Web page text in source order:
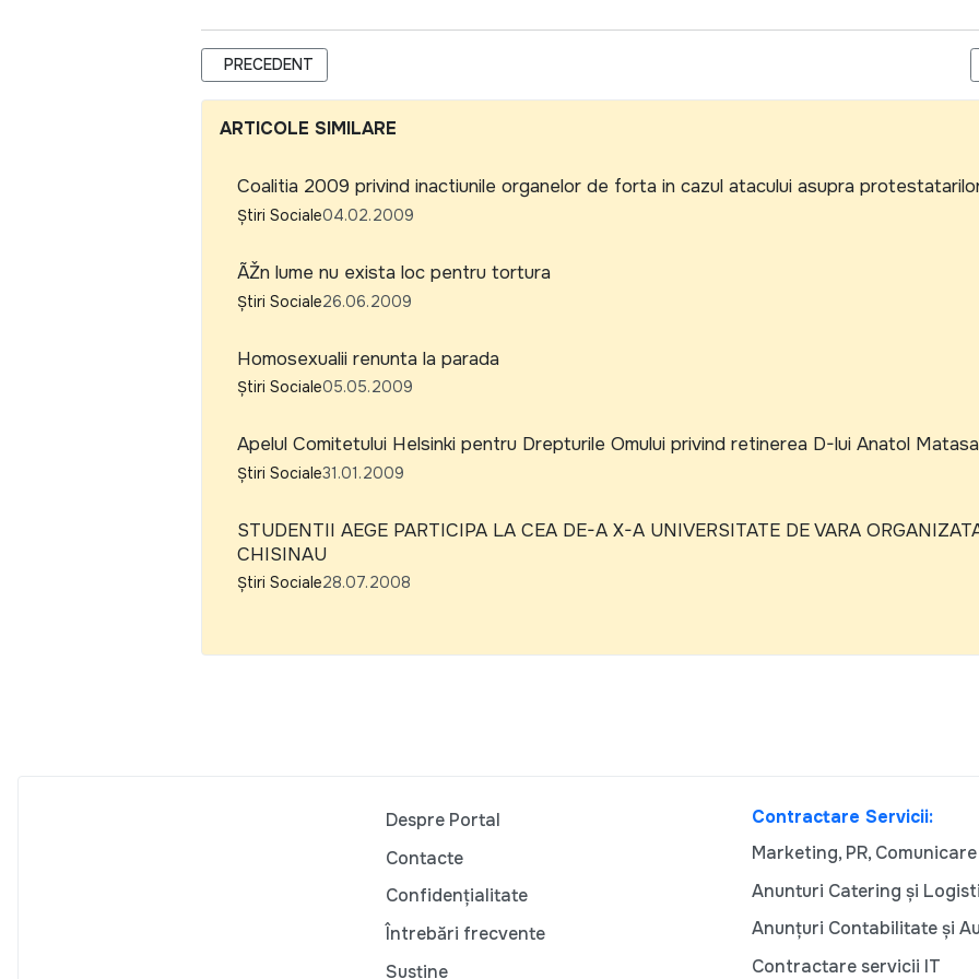
ARTICOL PRECEDENT: NATO CONSTITUE UN MULTIPLICATOR AL CRESTERII ECONOMICE IN AREALUL
PRECEDENT
ARTICOLE SIMILARE
Coalitia 2009 privind inactiunile organelor de forta in cazul atacului asupra
Știri Sociale04.02.2009
ÃŽn lume nu exista loc pentru tortura
Știri Sociale26.06.2009
Homosexualii renunta la parada
Știri Sociale05.05.2009
Apelul Comitetului Helsinki pentru Drepturile Omului privind retinerea D-lui Anatol
Știri Sociale31.01.2009
STUDENTII AEGE PARTICIPA LA CEA DE-A X-A UNIVERSITATE DE VARA
CHISINAU
Știri Sociale28.07.2008
Despre Portal
Contacte
Confidențialitate
Întrebări frecvente
Susține
Contractare Servicii:
Marketing, PR, Comunicare
Anunturi Catering și
Anunțuri Contabilitate și
Contractare servicii IT